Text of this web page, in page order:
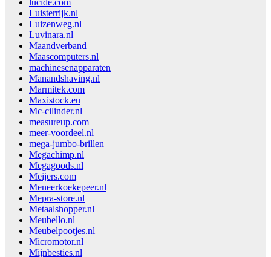
lucide.com
Luisterrijk.nl
Luizenweg.nl
Luvinara.nl
Maandverband
Maascomputers.nl
machinesenapparaten
Manandshaving.nl
Marmitek.com
Maxistock.eu
Mc-cilinder.nl
measureup.com
meer-voordeel.nl
mega-jumbo-brillen
Megachimp.nl
Megagoods.nl
Meijers.com
Meneerkoekepeer.nl
Mepra-store.nl
Metaalshopper.nl
Meubello.nl
Meubelpootjes.nl
Micromotor.nl
Mijnbesties.nl